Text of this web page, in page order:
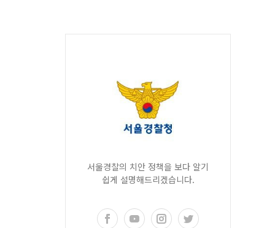
서울경찰의 치안 정책을 보다 알기
쉽게 설명해드리겠습니다.